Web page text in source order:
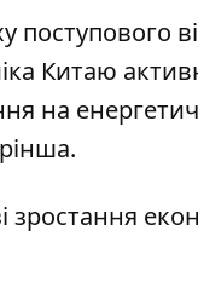
Китаю
на
зростання